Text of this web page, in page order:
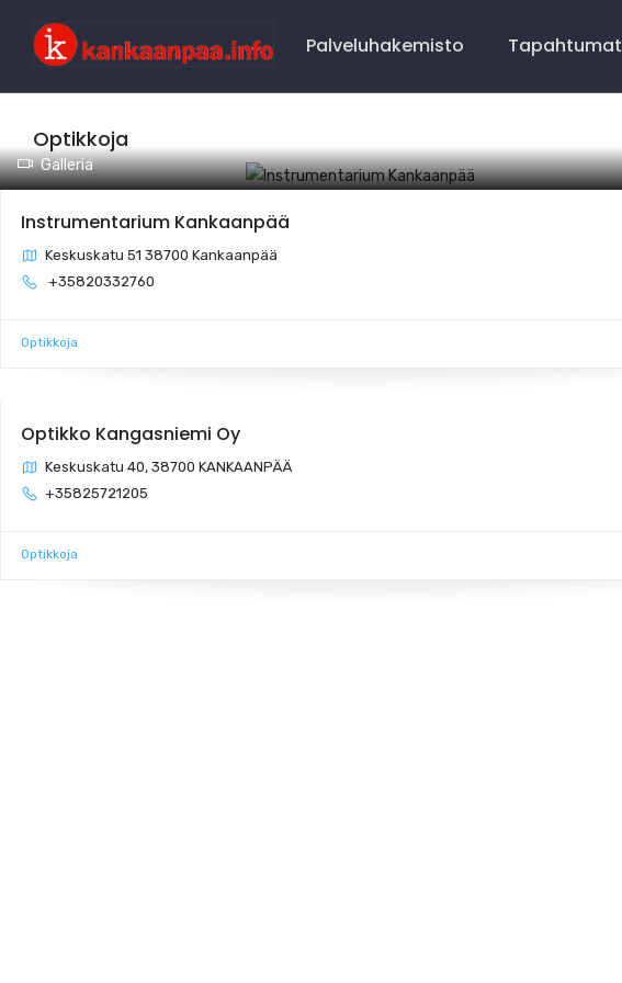
Navigation
Palveluhakemisto Tapahtumat
Optikkoja
Galleria
Instrumentarium Kankaanpää
Keskuskatu 51 38700 Kankaanpää
+35820332760
Optikkoja
Optikko Kangasniemi Oy
Keskuskatu 40, 38700 KANKAANPÄÄ
+35825721205
Optikkoja